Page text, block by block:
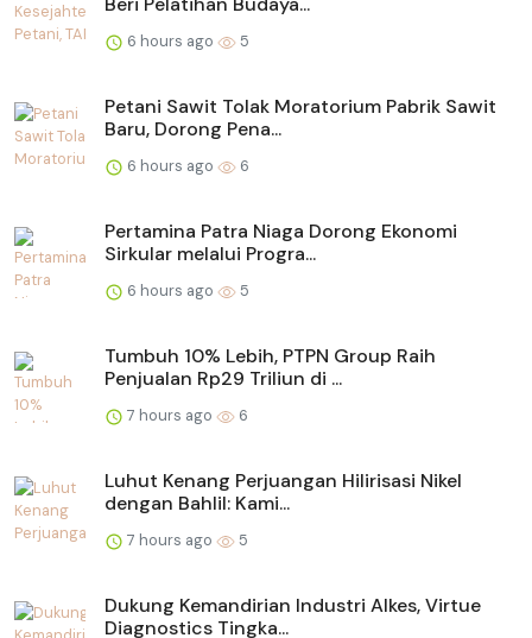
6 hours ago 5
Petani Sawit Tolak Moratorium Pabrik Sawit
Baru, Dorong Pena...
6 hours ago 6
Pertamina Patra Niaga Dorong Ekonomi
Sirkular melalui Progra...
6 hours ago 5
Tumbuh 10% Lebih, PTPN Group Raih
Penjualan Rp29 Triliun di ...
7 hours ago 6
Luhut Kenang Perjuangan Hilirisasi Nikel
dengan Bahlil: Kami...
7 hours ago 5
Dukung Kemandirian Industri Alkes, Virtue
Diagnostics Tingka...